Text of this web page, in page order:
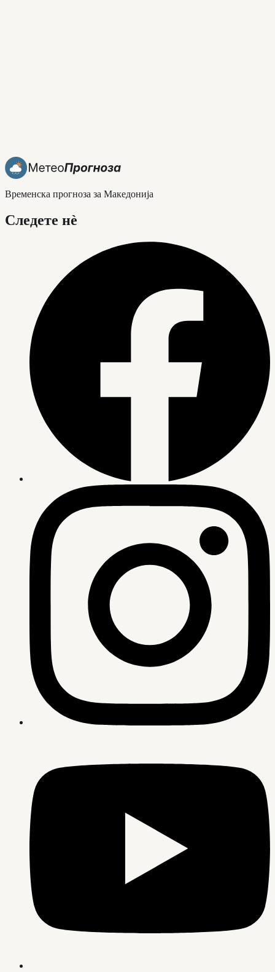
Временска прогноза за Македонија
Следете нè